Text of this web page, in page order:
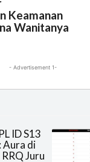
Keamanan
Wanitanya
- Advertisement 1-
ID S13
Aura di
Juru